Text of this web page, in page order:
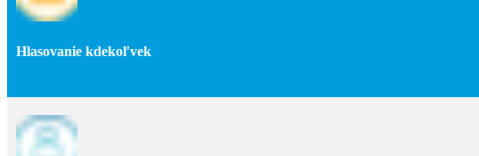
Hlasovanie kdekoľvek